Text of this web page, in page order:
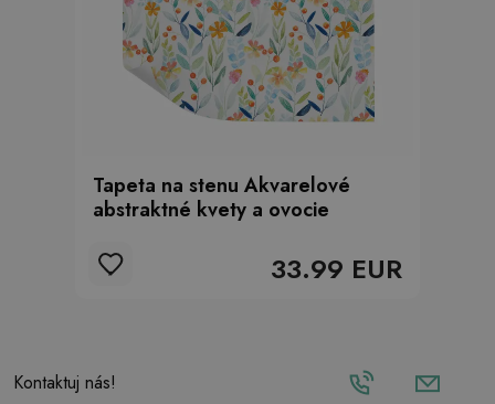
Tapeta na stenu Akvarelové
abstraktné kvety a ovocie
33.99 EUR
Kontaktuj nás!